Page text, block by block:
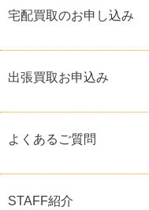
宅配買取のお申し込み
出張買取お申込み
よくあるご質問
STAFF紹介